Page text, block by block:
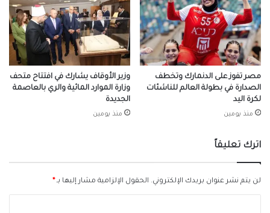
مصر تفوز على الدنمارك وتخطف
الصدارة في بطولة العالم للناشئات
لكرة اليد
منذ يومين
وزير الأوقاف يشارك في افتتاح متحف
وزارة الموارد المائية والري بالعاصمة
الجديدة
منذ يومين
اترك تعليقاً
لن يتم نشر عنوان بريدك الإلكتروني. الحقول الإلزامية مشار إليها بـ*